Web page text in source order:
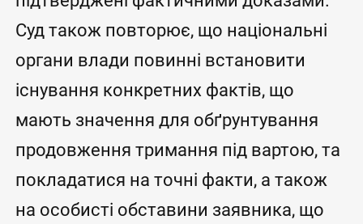
Суд також повторює, що національні
органи влади повинні встановити
існування конкретних фактів, що
мають значення для обґрунтування
продовження тримання під вартою, та
покладатися на точні факти, а також
на особисті обставини заявника, що